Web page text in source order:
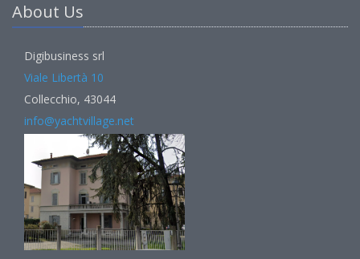
About Us
Digibusiness srl
Viale Libertà 10
Collecchio, 43044
info@yachtvillage.net